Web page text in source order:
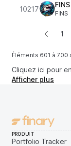
10217
FINS
FINS
Éléments 601 à 700
1
Cliquez ici pour
Afficher plus
PRODUIT
Portfolio Tracker